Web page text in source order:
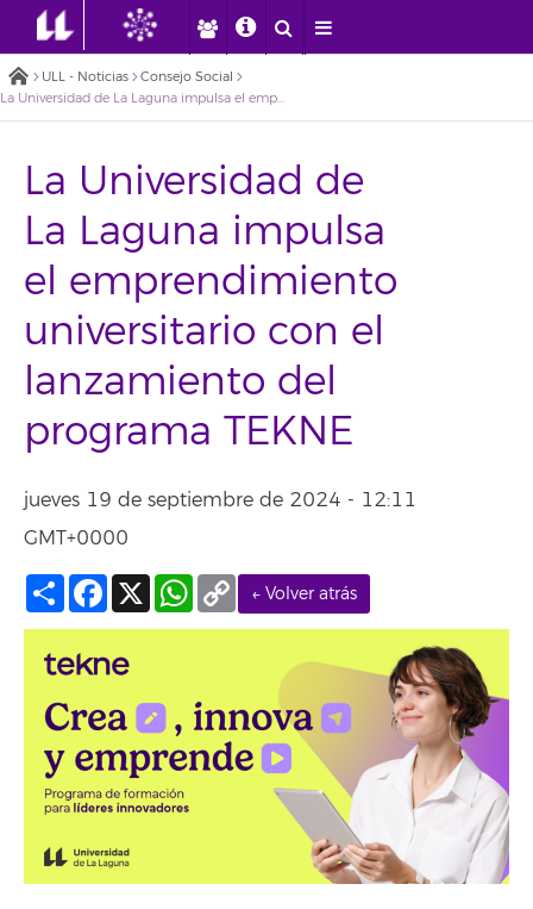
ULL - Noticias
Consejo Social
La Universidad de La Laguna impulsa el emprendimiento universitario con el lanzamiento del programa TEKNE
La Universidad de
La Laguna impulsa
el emprendimiento
universitario con el
lanzamiento del
programa TEKNE
jueves 19 de septiembre de 2024 - 12:11
GMT+0000
← Volver atrás
Compartir
Facebook
X WhatsApp
Copy
Link